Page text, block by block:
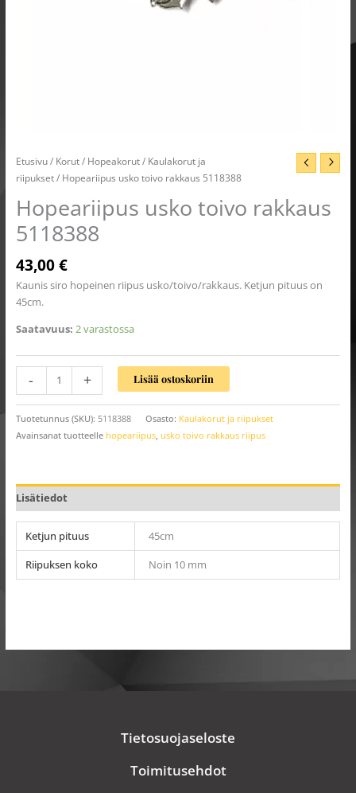
Etusivu/ Korut/ Hopeakorut/ Kaulakorut ja
riipukset/ Hopeariipus usko toivo rakkaus 5118388
Hopeariipus usko toivo rakkaus
5118388
43,00€
Kaunis siro hopeinen riipus usko/toivo/rakkaus. Ketjun pituus on
45cm.
Saatavuus: 2 varastossa
- + Lisää ostoskoriin
Tuotetunnus (SKU): 5118388 Osasto: Kaulakorut ja riipukset
Avainsanat tuotteelle hopeariipus, usko toivo rakkaus riipus
Lisätiedot
Ketjun pituus
45cm
Riipuksen koko
Noin 10 mm
Tietosuojaseloste
Toimitusehdot